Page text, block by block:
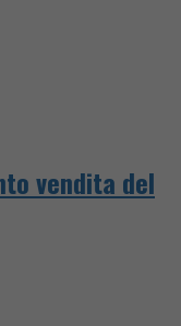
vendita del